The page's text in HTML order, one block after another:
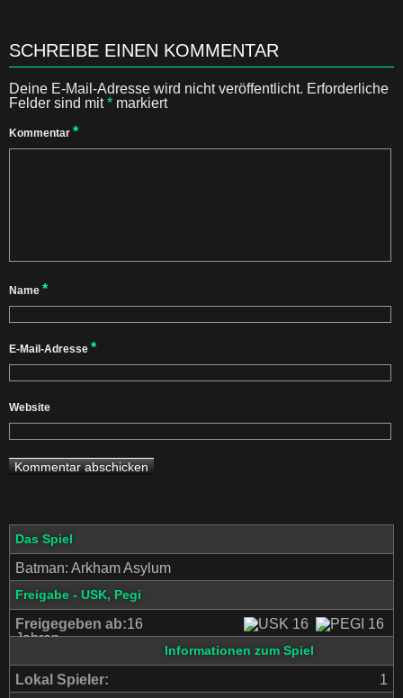
SCHREIBE EINEN KOMMENTAR
Deine E-Mail-Adresse wird nicht veröffentlicht. Erforderliche
Felder sind mit* markiert
Kommentar *
Name *
E-Mail-Adresse *
Website
Das Spiel
Batman: Arkham Asylum
Freigabe - USK, Pegi
Freigegeben ab:16
Jahren
Informationen zum Spiel
Lokal Spieler:
1